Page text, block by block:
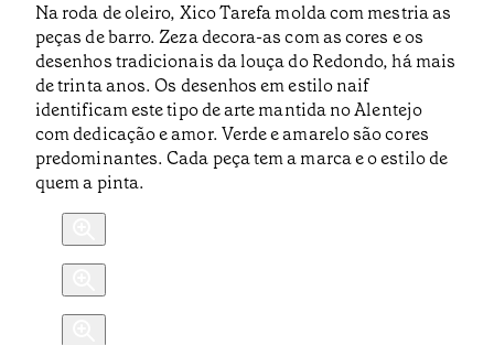
Na roda de oleiro, Xico Tarefa molda com mestria as
peças de barro. Zeza decora-as com as cores e os
desenhos tradicionais da louça do Redondo, há mais
de trinta anos. Os desenhos em estilo naif
identificam este tipo de arte mantida no Alentejo
com dedicação e amor. Verde e amarelo são cores
predominantes. Cada peça tem a marca e o estilo de
quem a pinta.